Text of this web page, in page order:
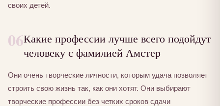
своих детей.
06Какие профессии лучше всего подойдут
человеку с фамилией Амстер
Они очень творческие личности, которым удача позволяет
строить свою жизнь так, как они хотят. Они выбирают
творческие профессии без четких сроков сдачи